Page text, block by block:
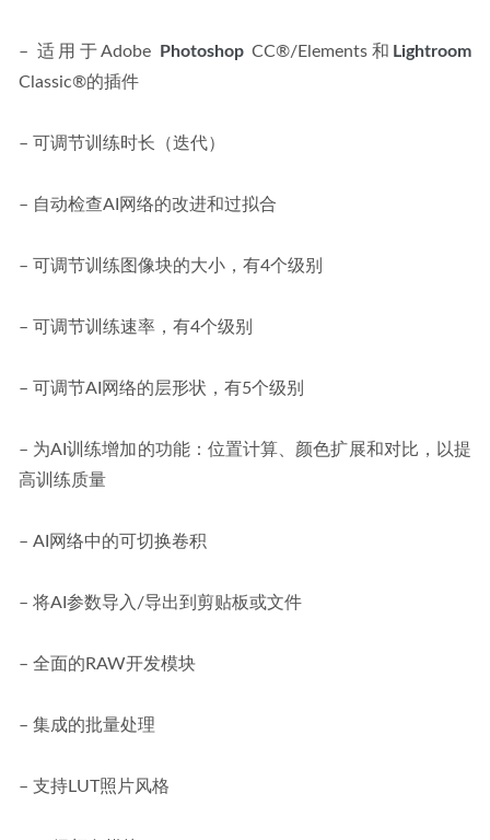
– 适用于Adobe Photoshop CC®/Elements和 Lightroom
Classic®的插件
– 可调节训练时长（迭代）
– 自动检查AI网络的改进和过拟合
– 可调节训练图像块的大小，有4个级别
– 可调节训练速率，有4个级别
– 可调节AI网络的层形状，有5个级别
– 为AI训练增加的功能：位置计算、颜色扩展和对比，以提
高训练质量
– AI网络中的可切换卷积
– 将AI参数导入/导出到剪贴板或文件
– 全面的RAW开发模块
– 集成的批量处理
– 支持LUT照片风格